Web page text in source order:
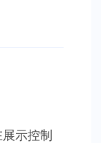
示控制